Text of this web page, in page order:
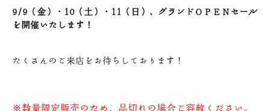
9/9（金）・10（土）・11（日）、グランドＯＰＥＮセール
を開催いたします！
たくさんのご来店をお待ちしております！
※数量限定販売のため、品切れの場合ご容赦ください。